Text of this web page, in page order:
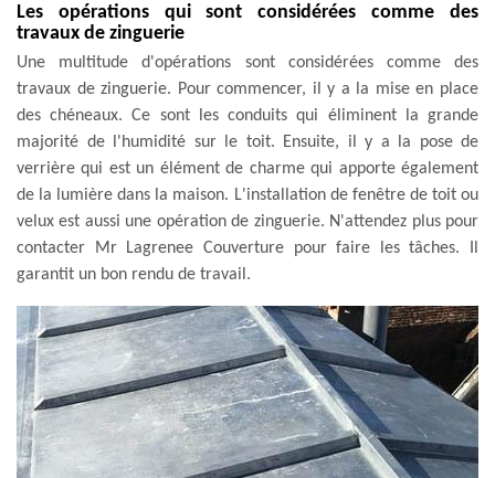
Les opérations qui sont considérées comme des
travaux de zinguerie
Une multitude d'opérations sont considérées comme des
travaux de zinguerie. Pour commencer, il y a la mise en place
des chéneaux. Ce sont les conduits qui éliminent la grande
majorité de l'humidité sur le toit. Ensuite, il y a la pose de
verrière qui est un élément de charme qui apporte également
de la lumière dans la maison. L'installation de fenêtre de toit ou
velux est aussi une opération de zinguerie. N'attendez plus pour
contacter Mr Lagrenee Couverture pour faire les tâches. Il
garantit un bon rendu de travail.